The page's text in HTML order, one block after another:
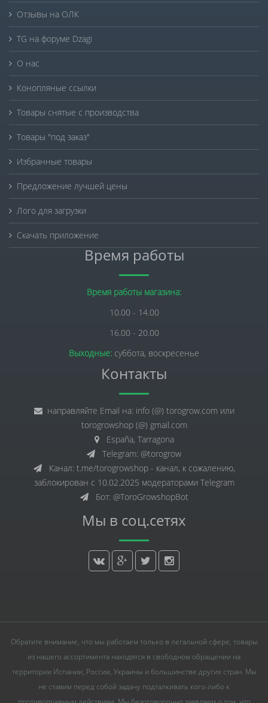
Отзывы на ОЛК
TG на форуме Dzagi
О нас
Конопляные ссылки
Товары снятые с производства
Товары "под заказ"
Избранные товары
Предложение лучшей цены
Лого для загрузки
Скачать приложение
Время работы
Время работы магазина:
10.00 - 14.00
16.00 - 20.00
Выходные: суббота, воскресенье
Контакты
направляйте Email на: info (@) torogrow.com или
torogrowshop (@) gmail.com
España, Tarragona
Telegram: @torogrow
Канал: t.me/torogrowshop - канал, к сожалению,
заблокирован с 10.02.2025 модераторами Telegram
Бот: @ToroGrowshopBot
Мы в соц.сетях
Обратите внимание, что мы работаем только в легальной сфере, товары
из нашего ассортимента находятся в свободном обращении на
территории Испании, России, Украины и большинстве других стран. Мы
не ставим перед собой задачу подталкивать кого-либо к